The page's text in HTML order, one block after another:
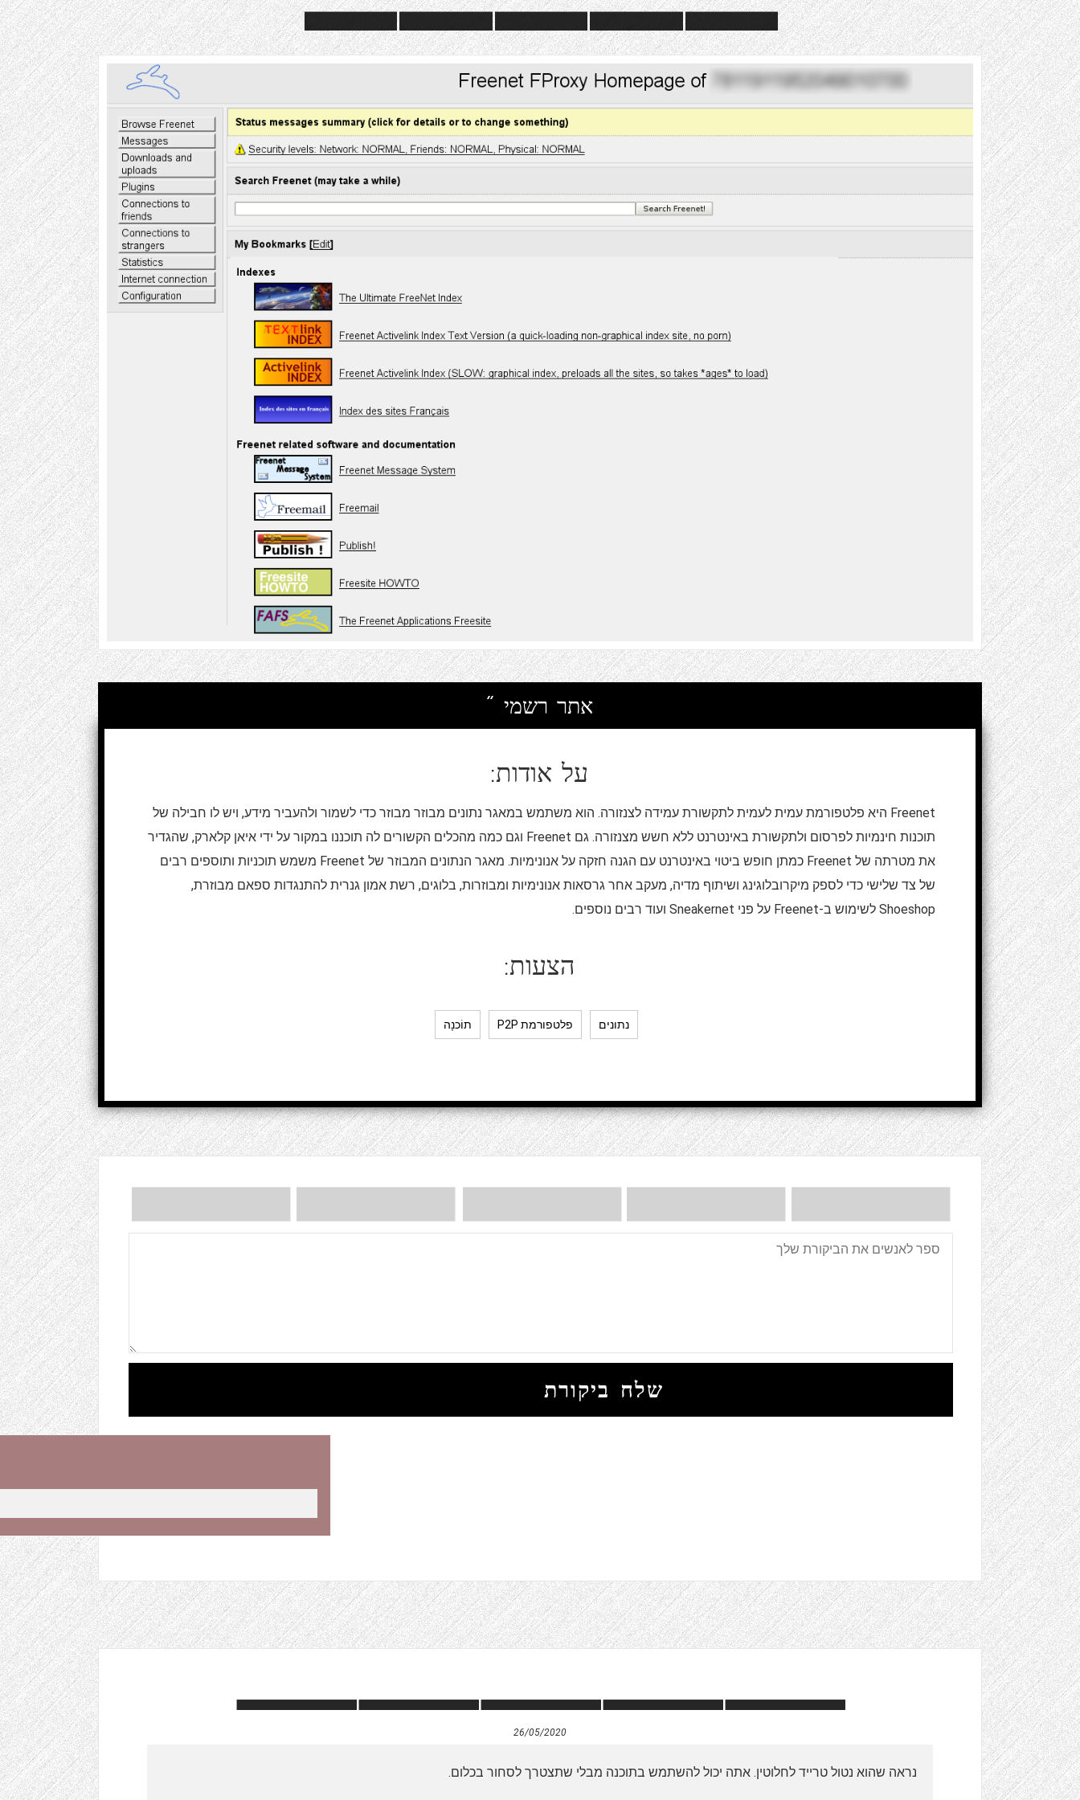
אתר רשמי "
על אודות:
Freenet היא פלטפורמת עמית לעמית לתקשורת עמידה לצנזורה. הוא משתמש במאגר נתונים מבוזר מבוזר כדי לשמור ולהעביר מידע, ויש לו חבילה של
תוכנות חינמיות לפרסום ולתקשורת באינטרנט ללא חשש מצנזורה. גם Freenet וגם כמה מהכלים הקשורים לה תוכננו במקור על ידי איאן קלארק, שהגדיר
את מטרתה של Freenet כמתן חופש ביטוי באינטרנט עם הגנה חזקה על אנונימיות. מאגר הנתונים המבוזר של Freenet משמש תוכניות ותוספים רבים
של צד שלישי כדי לספק מיקרובלוגינג ושיתוף מדיה, מעקב אחר גרסאות אנונימיות ומבוזרות, בלוגים, רשת אמון גנרית להתנגדות ספאם מבוזרת,
Shoeshop לשימוש ב-Freenet על פני Sneakernet ועוד רבים נוספים.
הצעות:
נתונים פלטפורמת P2P תוֹכנָה
שלח ביקורת
26/05/2020
נראה שהוא נטול טרייד לחלוטין. אתה יכול להשתמש בתוכנה מבלי שתצטרך לסחור בכלום.